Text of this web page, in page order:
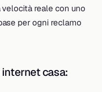
velocità reale con uno
per ogni reclamo
casa: